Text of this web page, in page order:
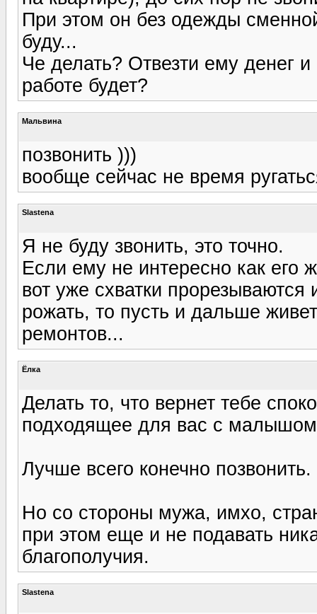
При этом он без одежды
буду...
Че делать? Отвезти ему денег
работе будет?
Мальвина
позвонить )))
вообще сейчас не время
Slastena
Я не буду звонить, это точно.
Если ему не интересно как его
вот уже схватки
рожать, то пусть и дальше
ремонтов...
Ёлка
Делать то, что вернет тебе
подходящее для вас с малышом
Лучше всего конечно
Но со стороны мужа, имхо,
при этом еще и не подавать
благополучия.
Slastena